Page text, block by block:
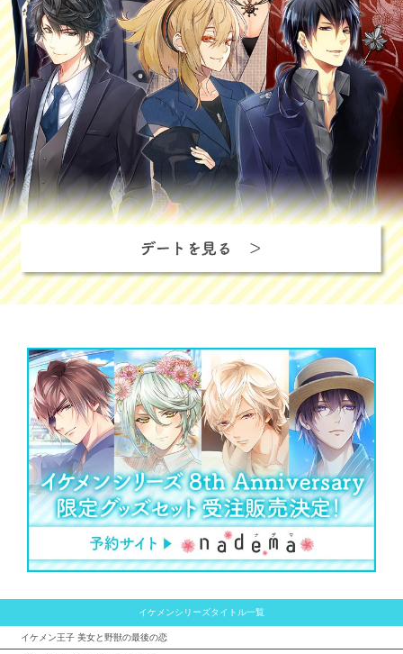
イケメンシリーズタイトル一覧
イケメン王子 美女と野獣の最後の恋